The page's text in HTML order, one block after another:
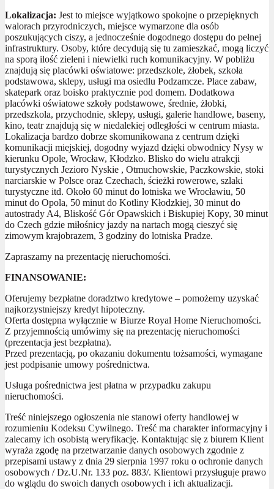
Lokalizacja: Jest to miejsce wyjątkowo spokojne o przepięknych
walorach przyrodniczych, miejsce wymarzone dla osób
poszukujących ciszy, a jednocześnie dogodnego dostępu do pełnej
infrastruktury. Osoby, które decydują się tu zamieszkać, mogą liczyć
na sporą ilość zieleni i niewielki ruch komunikacyjny. W pobliżu
znajdują się placówki oświatowe: przedszkole, żłobek, szkoła
podstawowa, sklepy, usługi ma osiedlu Podzamcze. Place zabaw,
skatepark oraz boisko praktycznie pod domem. Dodatkowa
placówki oświatowe szkoły podstawowe, średnie, żłobki,
przedszkola, przychodnie, sklepy, usługi, galerie handlowe, baseny,
kino, teatr znajdują się w niedalekiej odległości w centrum miasta.
Lokalizacja bardzo dobrze skomunikowana z centrum dzięki
komunikacji miejskiej, dogodny wyjazd dzięki obwodnicy Nysy w
kierunku Opole, Wrocław, Kłodzko. Blisko do wielu atrakcji
turystycznych Jezioro Nyskie , Otmuchowskie, Paczkowskie, stoki
narciarskie w Polsce oraz Czechach, ścieżki rowerowe, szlaki
turystyczne itd. Około 60 minut do lotniska we Wrocławiu, 50
minut do Opola, 50 minut do Kotliny Kłodzkiej, 30 minut do
autostrady A4, Bliskość Gór Opawskich i Biskupiej Kopy, 30 minut
do Czech gdzie miłośnicy jazdy na nartach mogą cieszyć się
zimowym krajobrazem, 3 godziny do lotniska Pradze.
Zapraszamy na prezentację nieruchomości.
FINANSOWANIE:
Oferujemy bezpłatne doradztwo kredytowe – pomożemy uzyskać
najkorzystniejszy kredyt hipoteczny.
Oferta dostępna wyłącznie w Biurze Royal Home Nieruchomości.
Z przyjemnością umówimy się na prezentację nieruchomości
(prezentacja jest bezpłatna).
Przed prezentacją, po okazaniu dokumentu tożsamości, wymagane
jest podpisanie umowy pośrednictwa.
Usługa pośrednictwa jest płatna w przypadku zakupu
nieruchomości.
Treść niniejszego ogłoszenia nie stanowi oferty handlowej w
rozumieniu Kodeksu Cywilnego. Treść ma charakter informacyjny i
zalecamy ich osobistą weryfikację. Kontaktując się z biurem Klient
wyraża zgodę na przetwarzanie danych osobowych zgodnie z
przepisami ustawy z dnia 29 sierpnia 1997 roku o ochronie danych
osobowych / Dz.U.Nr. 133 poz. 883/. Klientowi przysługuje prawo
do wglądu do swoich danych osobowych i ich aktualizacji.